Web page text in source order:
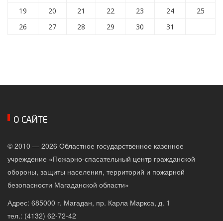
19
20 21 22 23 24
25
26
27 28 29 30 31
О САЙТЕ
© 2010 — 2026 Областное государственное казенное
учреждение «Пожарно-спасательный центр гражданской
обороны, защиты населения, территорий и пожарной
безопасности Магаданской области»
Адрес: 685000 г. Магадан, пр. Карла Маркса, д. 1
тел.: (4132) 62-72-42